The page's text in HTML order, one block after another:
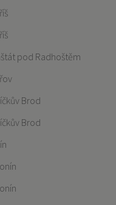
pod Radhoštěm
Brod
Brod